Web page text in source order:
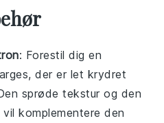
: Forestil dig en
, der er let krydret
sprøde tekstur og den
vil komplementere den